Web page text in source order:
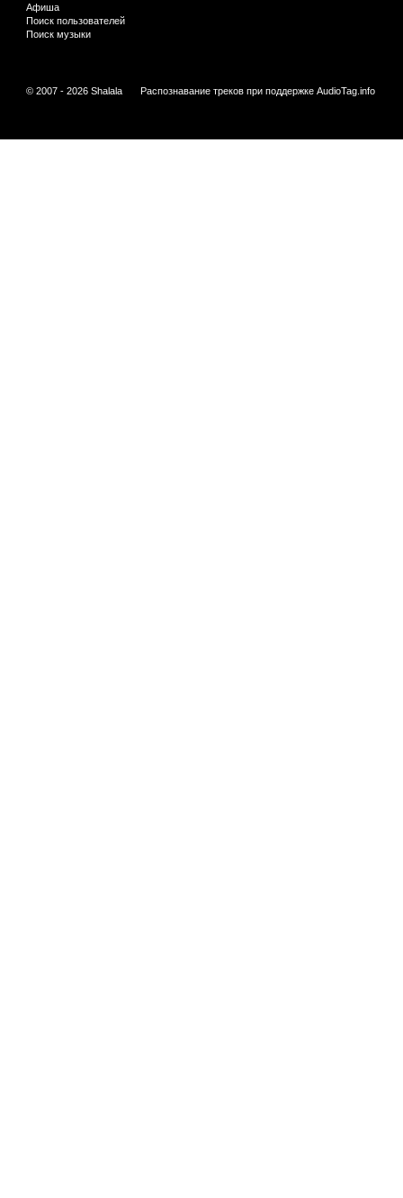
Афиша
Поиск пользователей
Поиск музыки
© 2007 - 2026 Shalala Распознавание треков при поддержке AudioTag.info